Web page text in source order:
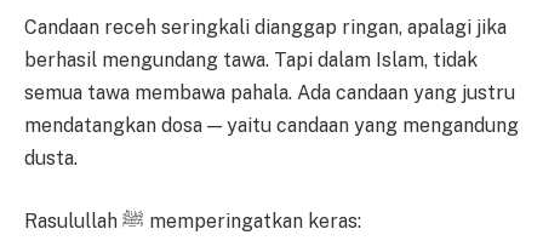
Candaan receh seringkali dianggap ringan, apalagi jika
berhasil mengundang tawa. Tapi dalam Islam, tidak
semua tawa membawa pahala. Ada candaan yang justru
mendatangkan dosa — yaitu candaan yang mengandung
dusta.
Rasulullah ﷺ memperingatkan keras: